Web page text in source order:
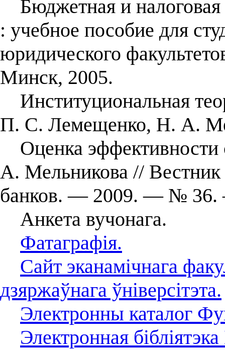
Бюджетная и налоговая
: учебное пособие для
юридического
Минск, 2005.
Институциональная
П. С. Лемещенко, Н. А.
Оценка эффективности
А. Мельникова // Вестник
банков. — 2009. — №
Анкета вучонага.
Фатаграфія.
Сайт эканамічнага
дзяржаўнага ўніверсітэта.
Электронны каталог
Электронная